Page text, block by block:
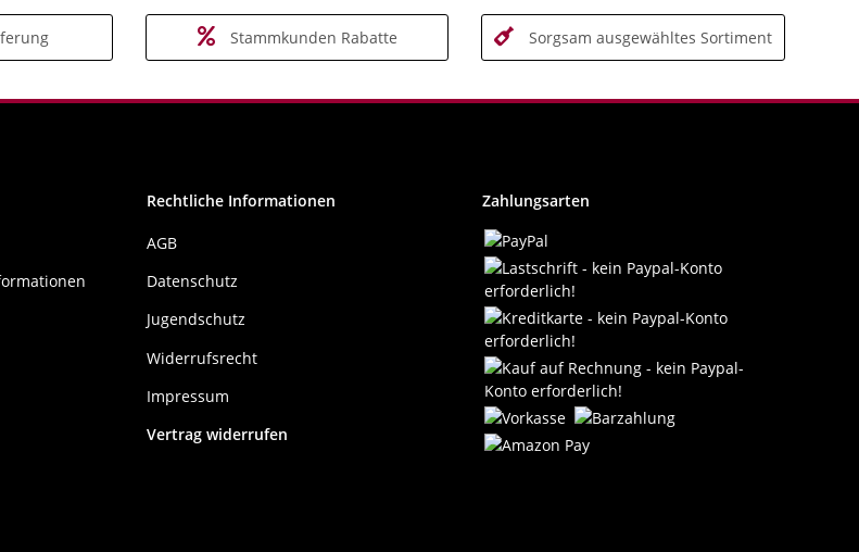
Stammkunden Rabatte Sorgsam ausgewähltes Sortiment
Rechtliche Informationen
AGB
Datenschutz
Jugendschutz
Widerrufsrecht
Impressum
Vertrag widerrufen
Zahlungsarten